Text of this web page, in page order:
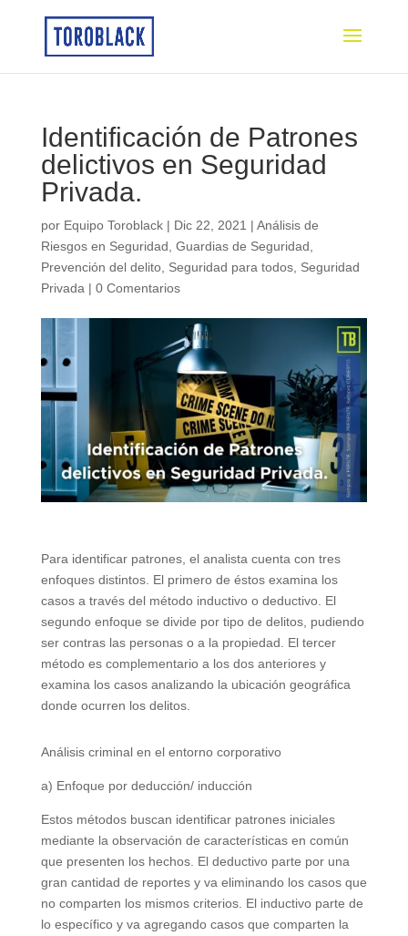
Identificación de Patrones
delictivos en Seguridad
Privada.
por Equipo Toroblack| Dic 22, 2021 | Análisis de
Riesgos en Seguridad Guardias de Seguridad
Prevención del delito, Seguridad para todos, Seguridad
Privada | 0 Comentarios
Para identificar patrones, el analista cuenta con tres
enfoques distintos. El primero de éstos examina los
casos a través del método inductivo o deductivo. El
segundo enfoque se divide por tipo de delitos, pudiendo
ser contras las personas o a la propiedad. El tercer
método es complementario a los dos anteriores y
examina los casos analizando la ubicación geográfica
donde ocurren los delitos.
Análisis criminal en el entorno corporativo
a) Enfoque por deducción/ inducción
Estos métodos buscan identificar patrones iniciales
mediante la observación de características en común
que presenten los hechos. El deductivo parte por una
gran cantidad de reportes y va eliminando los casos que
no comparten los mismos criterios. El inductivo parte de
lo específico y va agregando casos que comparten la